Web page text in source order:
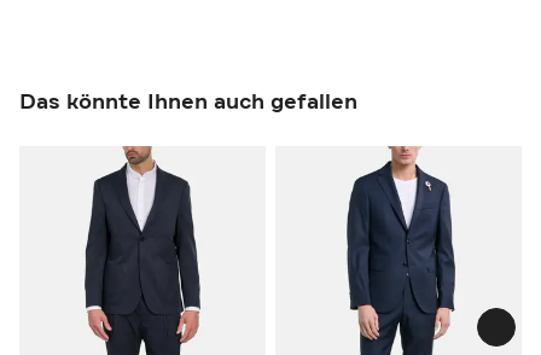
Das könnte Ihnen auch gefallen